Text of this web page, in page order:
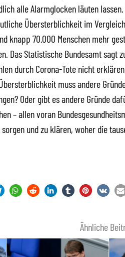
alle Alarmglocken läuten
Übersterblichkeit im
knapp 70.000 Menschen mehr
Das Statistische Bundesamt sagt
durch Corona-Tote nicht
muss andere
Oder gibt es andere Gründe
– allen voran
und zu klären, woher die
Ähnliche